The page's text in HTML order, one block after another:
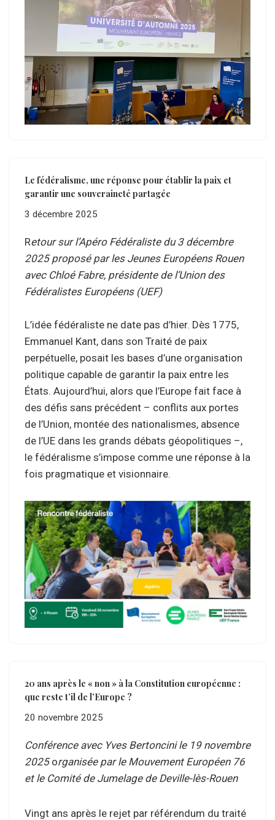
Le fédéralisme, une réponse pour établir la paix et
garantir une souveraineté partagée
3 décembre 2025
Retour sur l’Apéro Fédéraliste du 3 décembre
2025 proposé par les Jeunes Européens Rouen
avec Chloé Fabre, présidente de l’Union des
Fédéralistes Européens (UEF)
L’idée fédéraliste ne date pas d’hier. Dès 1775,
Emmanuel Kant, dans son Traité de paix
perpétuelle, posait les bases d’une organisation
politique capable de garantir la paix entre les
États. Aujourd’hui, alors que l’Europe fait face à
des défis sans précédent – conflits aux portes
de l’Union, montée des nationalismes, absence
de l’UE dans les grands débats géopolitiques –,
le fédéralisme s’impose comme une réponse à la
fois pragmatique et visionnaire.
20 ans après le « non » à la Constitution européenne :
que reste t’il de l’Europe ?
20 novembre 2025
Conférence avec Yves Bertoncini le 19 novembre
2025organisée par le Mouvement Européen 76
et le Comité de Jumelage de Deville-lès-Rouen
Vingt ans après le rejet par référendum du traité